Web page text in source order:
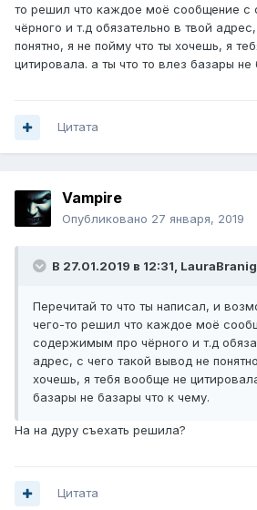
то решил что каждое моё сообщение
чёрного и т.д обязательно в твой
понятно, я не пойму что ты хочешь, я
цитировала. а ты что то влез базары не
Цитата
Vampirе
Опубликовано 27 января, 2019
В 27.01.2019 в 12:31,
Перечитай то что ты написал, и
чего-то решил что каждое моё
содержимым про чёрного и т.д
адрес, с чего такой вывод не
хочешь, я тебя вообще не
базары не базары что к чему.
На на дуру съехать решила?
Цитата